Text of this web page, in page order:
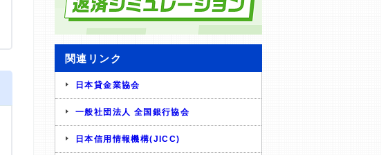
関連リンク
日本貸金業協会
一般社団法人 全国銀行協会
日本信用情報機構(JICC)